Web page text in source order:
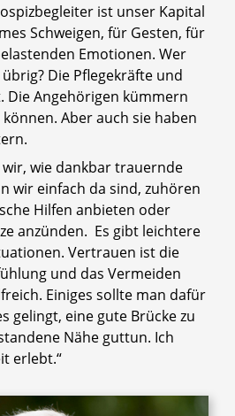
ist unser Kapital
Schweigen, für Gesten, für
Emotionen. Wer
Die Pflegekräfte und
Die Angehörigen kümmern
Aber auch sie haben
wie dankbar trauernde
wir einfach da sind, zuhören
Hilfen anbieten oder
anzünden. Es gibt leichtere
Vertrauen ist die
und das Vermeiden
Einiges sollte man dafür
gelingt, eine gute Brücke zu
Nähe guttun. Ich
erlebt.“